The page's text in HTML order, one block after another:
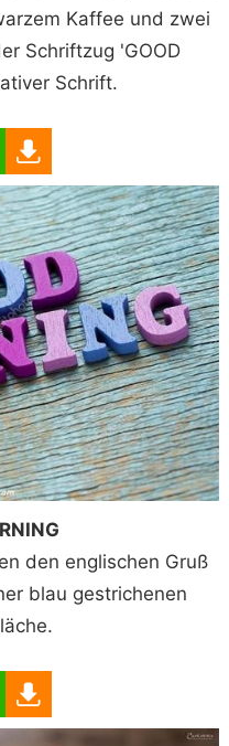
Kaffee und zwei
Schriftzug 'GOOD
Schrift.
den englischen Gruß
blau gestrichenen